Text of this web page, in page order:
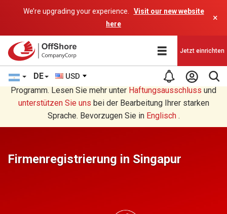
We’re upgrading your experience.
Visit our new website
here
×
DE USD
Jetzt einrichten
Sie lesen eine Deutsche Übersetzung durch ein AI-
Programm. Lesen Sie mehr unter Haftungsausschluss und
unterstützen Sie uns bei der Bearbeitung Ihrer starken
Sprache. Bevorzugen Sie in Englisch.
Firmenregistrierung in Singapur